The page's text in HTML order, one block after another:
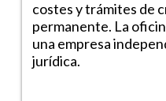
costes y trámites de
permanente. La
una empresa
jurídica.